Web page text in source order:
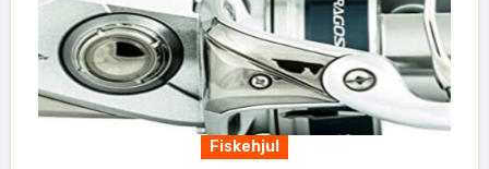
Fiskehjul